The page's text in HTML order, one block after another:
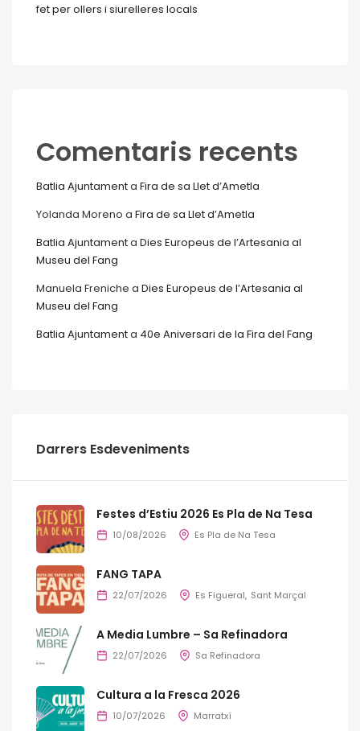
fet per ollers i siurelleres locals
Comentaris recents
Batlia Ajuntamenta Fira de sa Llet d’Ametla
Yolanda Moreno a Fira de sa Llet d’Ametla
Batlia Ajuntamenta Dies Europeus de l’Artesania al
Museu del Fang
Manuela Freniche a Dies Europeus de l’Artesania al
Museu del Fang
Batlia Ajuntamenta 40e Aniversari de la Fira del Fang
Darrers Esdeveniments
Festes d’Estiu 2026 Es Pla de Na Tesa
10/08/2026 Es Pla de Na Tesa
FANG TAPA
22/07/2026 Es Figueral Sant Marçal
A Media Lumbre – Sa Refinadora
22/07/2026 Sa Refinadora
Cultura a la Fresca 2026
10/07/2026 Marratxí